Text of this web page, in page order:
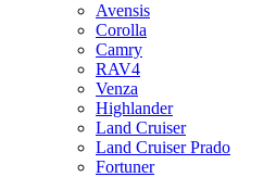
Avensis
Corolla
Camry
RAV4
Venza
Highlander
Land Cruiser
Land Cruiser Prado
Fortuner